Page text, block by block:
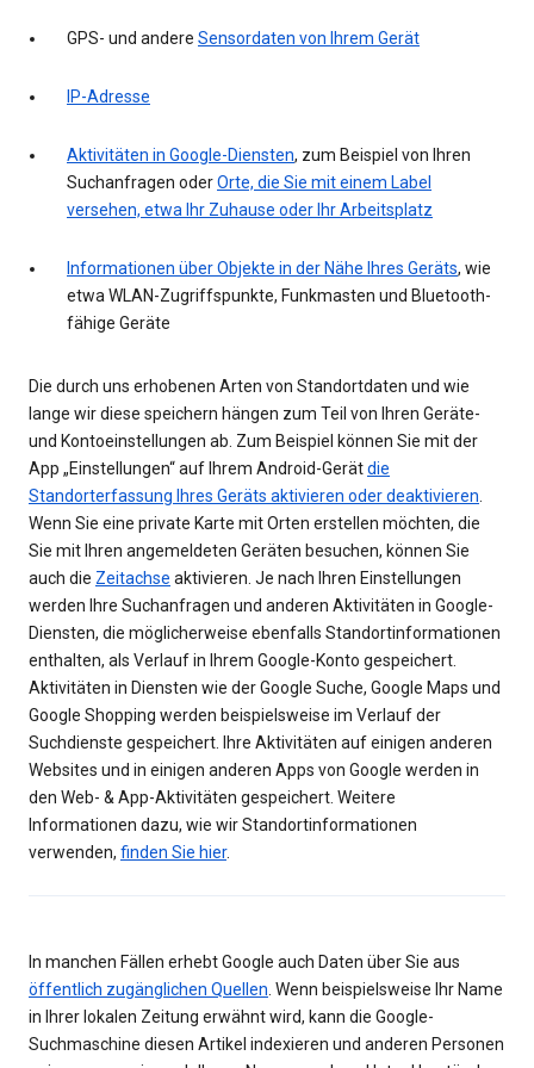
GPS- und andere Sensordaten von Ihrem Gerät
IP-Adresse
Aktivitäten in Google-Diensten, zum Beispiel von Ihren
Suchanfragen oderOrte, die Sie mit einem Label
versehen, etwa Ihr Zuhause oder Ihr Arbeitsplatz
Informationen über Objekte in der Nähe Ihres Geräts, wie
etwa WLAN-Zugriffspunkte, Funkmasten und Bluetooth-
fähige Geräte
Die durch uns erhobenen Arten von Standortdaten und wie
lange wir diese speichern hängen zum Teil von Ihren Geräte-
und Kontoeinstellungen ab. Zum Beispiel können Sie mit der
App „Einstellungen“ auf Ihrem Android-Gerätdie
Standorterfassung Ihres Geräts aktivieren oder deaktivieren
Wenn Sie eine private Karte mit Orten erstellen möchten, die
Sie mit Ihren angemeldeten Geräten besuchen, können Sie
auch die Zeitachse aktivieren. Je nach Ihren Einstellungen
werden Ihre Suchanfragen und anderen Aktivitäten in Google-
Diensten, die möglicherweise ebenfalls Standortinformationen
enthalten, als Verlauf in Ihrem Google-Konto gespeichert.
Aktivitäten in Diensten wie der Google Suche, Google Maps und
Google Shopping werden beispielsweise im Verlauf der
Suchdienste gespeichert. Ihre Aktivitäten auf einigen anderen
Websites und in einigen anderen Apps von Google werden in
den Web- & App-Aktivitäten gespeichert. Weitere
Informationen dazu, wie wir Standortinformationen
verwenden, finden Sie hier.
In manchen Fällen erhebt Google auch Daten über Sie aus
öffentlich zugänglichen Quellen . Wenn beispielsweise Ihr Name
in Ihrer lokalen Zeitung erwähnt wird, kann die Google-
Suchmaschine diesen Artikel indexieren und anderen Personen